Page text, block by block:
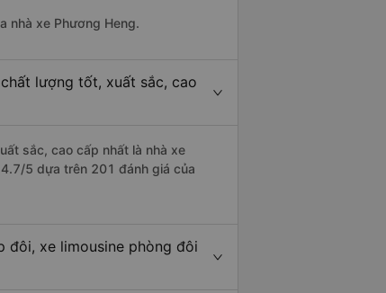
nhà xe Phương Heng.
lượng tốt, xuất sắc, cao
sắc, cao cấp nhất là nhà xe
5 dựa trên 201 đánh giá của
đôi, xe limousine phòng đôi